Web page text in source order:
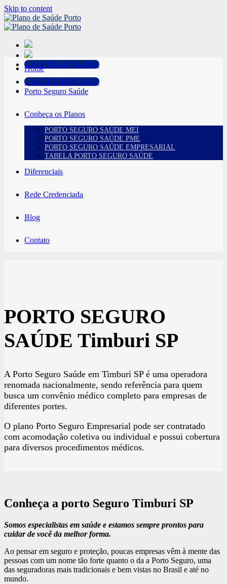
Skip to content
CALCULAR PLANO
CALCULAR PLANO
Home
Porto Seguro Saúde
Conheça os Planos
PORTO SEGURO SAÚDE MEI
PORTO SEGURO SAÚDE PME
PORTO SEGURO SAÚDE EMPRESARIAL
TABELA PORTO SEGURO SAÚDE
Diferenciais
Rede Credenciada
Blog
Contato
PORTO SEGURO
SAÚDE Timburi SP
A Porto Seguro Saúde em Timburi SP é uma operadora
renomada nacionalmente, sendo referência para quem
busca um convênio médico completo para empresas de
diferentes portes.
O plano Porto Seguro Empresarial pode ser contratado
com acomodação coletiva ou individual e possui cobertura
para diversos procedimentos médicos.
Conheça a porto Seguro Timburi SP
Somos especialistas em saúde e estamos sempre prontos para
cuidar de você da melhor forma.
Ao pensar em seguro e proteção, poucas empresas vêm à mente das
pessoas com um nome tão forte quanto o da a Porto Seguro, uma
das seguradoras mais tradicionais e bem vistas no Brasil e até no
mundo.